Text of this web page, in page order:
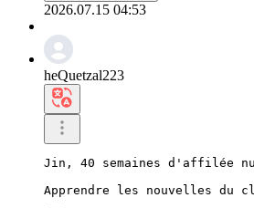
2026.07.15 04:53
heQuetzal223
Jin, 40 semaines d'affilée
Apprendre les nouvelles du